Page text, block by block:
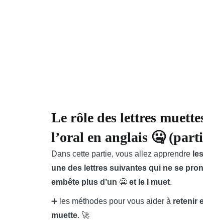
Le rôle des lettres
l’oral en anglais 🤐
Dans cette partie, vous allez apprendre
une des lettres suivantes qui ne se
embête plus d’un 😬 et le I muet.
➕ les méthodes pour vous aider à retenir
muette. 🚀